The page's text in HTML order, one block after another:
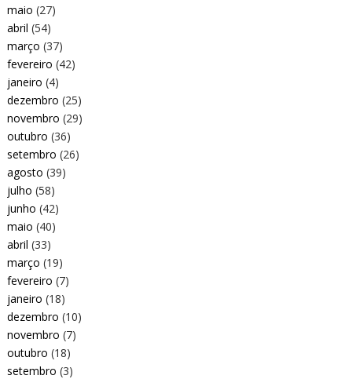
maio (27)
abril (54)
março (37)
fevereiro (42)
janeiro (4)
dezembro (25)
novembro (29)
outubro (36)
setembro (26)
agosto (39)
julho (58)
junho (42)
maio (40)
abril (33)
março (19)
fevereiro (7)
janeiro (18)
dezembro (10)
novembro (7)
outubro (18)
setembro (3)